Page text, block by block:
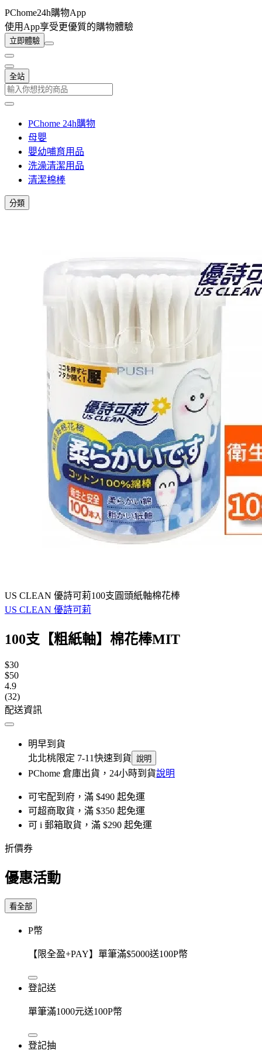
PChome24h購物App
使用App享受更優質的購物體驗
立即體驗
全站
PChome 24h購物
母嬰
嬰幼哺育用品
洗澡清潔用品
清潔棉棒
分類
US CLEAN 優詩可莉100支圓頭紙軸棉花棒
US CLEAN 優詩可莉
100支【粗紙軸】棉花棒MIT
$30
$50
4.9
(32)
配送資訊
明早到貨
北北桃限定 7-11快速到貨 說明
PChome 倉庫出貨，24小時到貨說明
可宅配到府，滿 $490 起免運
可超商取貨，滿 $350 起免運
可 i 郵箱取貨，滿 $290 起免運
折價券
優惠活動
看全部
P幣
【限全盈+PAY】單筆滿$5000送100P幣
登記送
單筆滿1000元送100P幣
登記抽